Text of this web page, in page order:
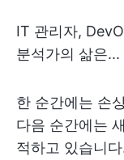
IT 관리자,
분석가의 삶은
한 순간에는 손
다음 순간에는
적하고 있습니